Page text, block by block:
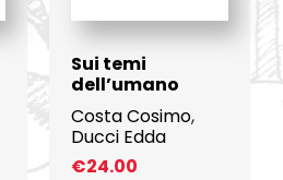
Sui temi
dell’umano
Costa Cosimo,
Ducci Edda
€24.00